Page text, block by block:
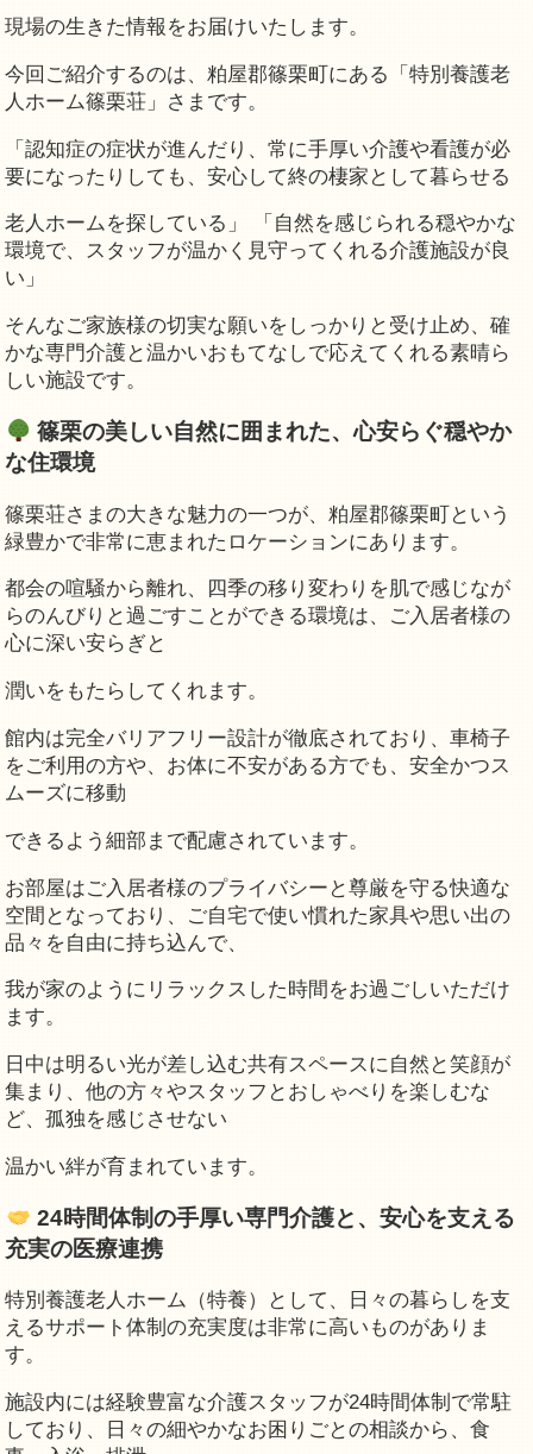
現場の生きた情報をお届けいたします。
今回ご紹介するのは、粕屋郡篠栗町にある「特別養護老
人ホーム篠栗荘」さまです。
「認知症の症状が進んだり、常に手厚い介護や看護が必
要になったりしても、安心して終の棲家として暮らせる
老人ホームを探している」 「自然を感じられる穏やかな
環境で、スタッフが温かく見守ってくれる介護施設が良
い」
そんなご家族様の切実な願いをしっかりと受け止め、確
かな専門介護と温かいおもてなしで応えてくれる素晴ら
しい施設です。
篠栗の美しい自然に囲まれた、心安らぐ穏やか
な住環境
篠栗荘さまの大きな魅力の一つが、粕屋郡篠栗町という
緑豊かで非常に恵まれたロケーションにあります。
都会の喧騒から離れ、四季の移り変わりを肌で感じなが
らのんびりと過ごすことができる環境は、ご入居者様の
心に深い安らぎと
潤いをもたらしてくれます。
館内は完全バリアフリー設計が徹底されており、車椅子
をご利用の方や、お体に不安がある方でも、安全かつス
ムーズに移動
できるよう細部まで配慮されています。
お部屋はご入居者様のプライバシーと尊厳を守る快適な
空間となっており、ご自宅で使い慣れた家具や思い出の
品々を自由に持ち込んで、
我が家のようにリラックスした時間をお過ごしいただけ
ます。
日中は明るい光が差し込む共有スペースに自然と笑顔が
集まり、他の方々やスタッフとおしゃべりを楽しむな
ど、孤独を感じさせない
温かい絆が育まれています。
24時間体制の手厚い専門介護と、安心を支える
充実の医療連携
特別養護老人ホーム（特養）として、日々の暮らしを支
えるサポート体制の充実度は非常に高いものがありま
す。
施設内には経験豊富な介護スタッフが24時間体制で常駐
しており、日々の細やかなお困りごとの相談から、食